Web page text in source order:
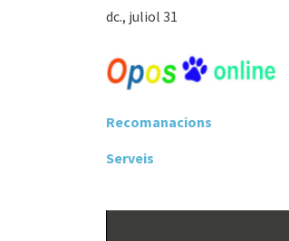
dc., juliol 31
Recomanacions
Serveis